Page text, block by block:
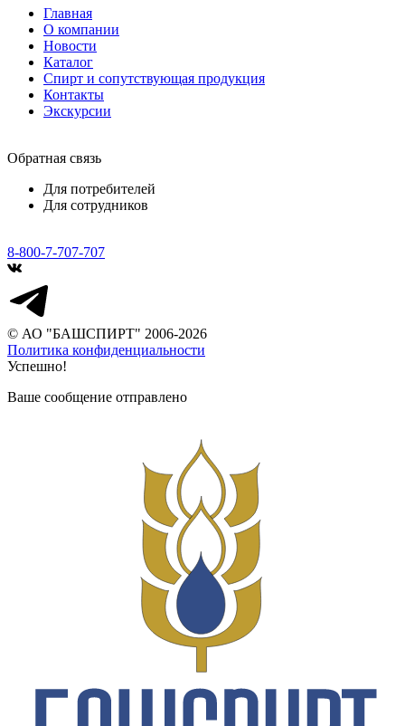
Главная
О компании
Новости
Каталог
Спирт и сопутствующая продукция
Контакты
Экскурсии
Обратная связь
Для потребителей
Для сотрудников
8-800-7-707-707
© АО "БАШСПИРТ" 2006-2026
Политика конфиденциальности
Успешно!
Ваше сообщение отправлено